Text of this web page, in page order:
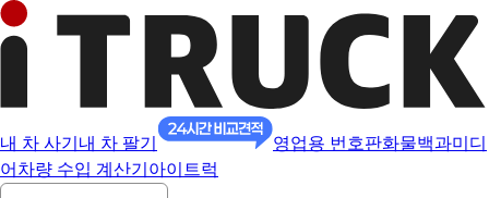
내 차 사기 내 차 팔기 영업용 번호판화물백과미디
어 차량 수입 계산기 아이트럭